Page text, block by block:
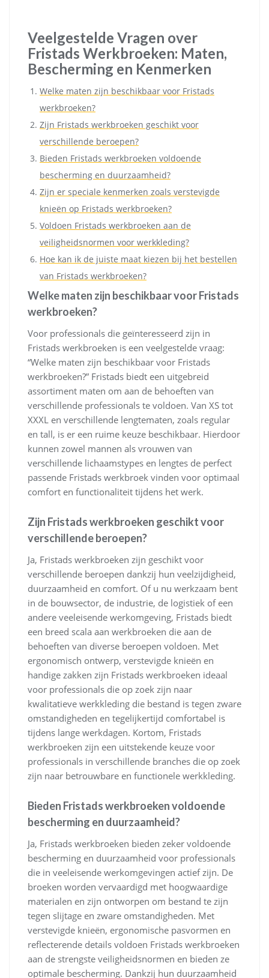
Veelgestelde Vragen over
Fristads Werkbroeken: Maten,
Bescherming en Kenmerken
Welke maten zijn beschikbaar voor Fristads
werkbroeken?
Zijn Fristads werkbroeken geschikt voor
verschillende beroepen?
Bieden Fristads werkbroeken voldoende
bescherming en duurzaamheid?
Zijn er speciale kenmerken zoals verstevigde
knieën op Fristads werkbroeken?
Voldoen Fristads werkbroeken aan de
veiligheidsnormen voor werkkleding?
Hoe kan ik de juiste maat kiezen bij het bestellen
van Fristads werkbroeken?
Welke maten zijn beschikbaar voor Fristads
werkbroeken?
Voor professionals die geïnteresseerd zijn in
Fristads werkbroeken is een veelgestelde vraag:
“Welke maten zijn beschikbaar voor Fristads
werkbroeken?” Fristads biedt een uitgebreid
assortiment maten om aan de behoeften van
verschillende professionals te voldoen. Van XS tot
XXXL en verschillende lengtematen, zoals regular
en tall, is er een ruime keuze beschikbaar. Hierdoor
kunnen zowel mannen als vrouwen van
verschillende lichaamstypes en lengtes de perfect
passende Fristads werkbroek vinden voor optimaal
comfort en functionaliteit tijdens het werk.
Zijn Fristads werkbroeken geschikt voor
verschillende beroepen?
Ja, Fristads werkbroeken zijn geschikt voor
verschillende beroepen dankzij hun veelzijdigheid,
duurzaamheid en comfort. Of u nu werkzaam bent
in de bouwsector, de industrie, de logistiek of een
andere veeleisende werkomgeving, Fristads biedt
een breed scala aan werkbroeken die aan de
behoeften van diverse beroepen voldoen. Met
ergonomisch ontwerp, verstevigde knieën en
handige zakken zijn Fristads werkbroeken ideaal
voor professionals die op zoek zijn naar
kwalitatieve werkkleding die bestand is tegen zware
omstandigheden en tegelijkertijd comfortabel is
tijdens lange werkdagen. Kortom, Fristads
werkbroeken zijn een uitstekende keuze voor
professionals in verschillende branches die op zoek
zijn naar betrouwbare en functionele werkkleding.
Bieden Fristads werkbroeken voldoende
bescherming en duurzaamheid?
Ja, Fristads werkbroeken bieden zeker voldoende
bescherming en duurzaamheid voor professionals
die in veeleisende werkomgevingen actief zijn. De
broeken worden vervaardigd met hoogwaardige
materialen en zijn ontworpen om bestand te zijn
tegen slijtage en zware omstandigheden. Met
verstevigde knieën, ergonomische pasvormen en
reflecterende details voldoen Fristads werkbroeken
aan de strengste veiligheidsnormen en bieden ze
optimale bescherming. Dankzij hun duurzaamheid